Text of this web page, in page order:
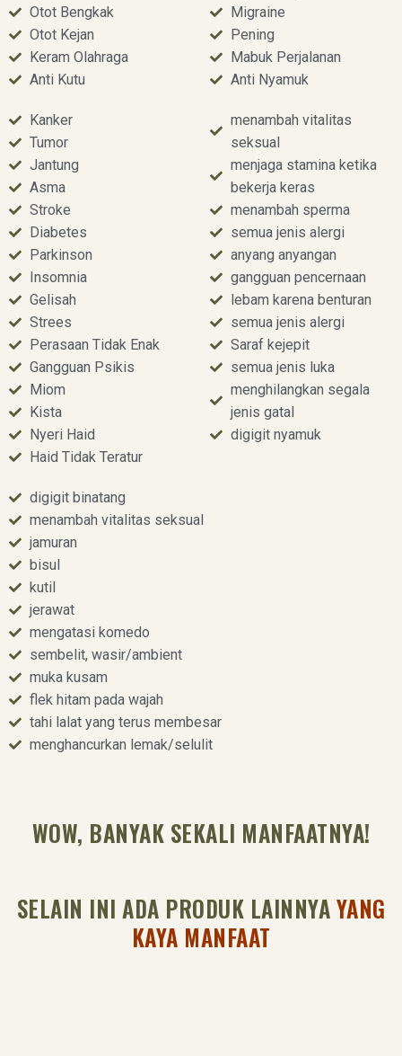
Otot Bengkak
Otot Kejan
Keram Olahraga
Anti Kutu
Migraine
Pening
Mabuk Perjalanan
Anti Nyamuk
Kanker
Tumor
Jantung
Asma
Stroke
Diabetes
Parkinson
Insomnia
Gelisah
Strees
Perasaan Tidak Enak
Gangguan Psikis
Miom
Kista
Nyeri Haid
Haid Tidak Teratur
menambah vitalitas
seksual
menjaga stamina ketika
bekerja keras
menambah sperma
semua jenis alergi
anyang anyangan
gangguan pencernaan
lebam karena benturan
semua jenis alergi
Saraf kejepit
semua jenis luka
menghilangkan segala
jenis gatal
digigit nyamuk
digigit binatang
menambah vitalitas seksual
jamuran
bisul
kutil
jerawat
mengatasi komedo
sembelit, wasir/ambient
muka kusam
flek hitam pada wajah
tahi lalat yang terus membesar
menghancurkan lemak/selulit
WOW, BANYAK SEKALI MANFAATNYA!
SELAIN INI ADA PRODUK LAINNYAYANG
KAYA MANFAAT